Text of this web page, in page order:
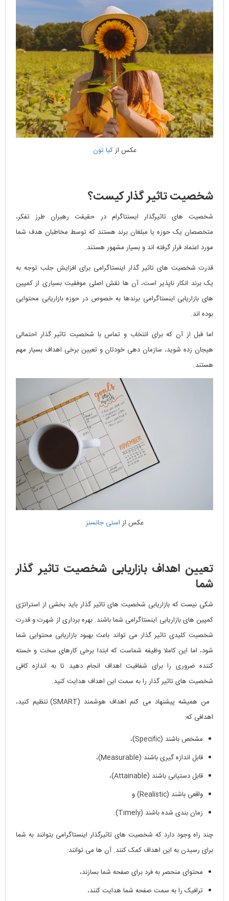
عکس ازکیا تون
شخصیت تاثیر گذار کیست؟
شخصیت های تاثیرگذار ایسنتاگرام در حقیقت رهبران طرز تفکر،
متخصصان یک حوزه یا مبلغان برند هستند که توسط مخاطبان هدف شما
مورد اعتماد قرار گرفته اند و بسیار مشهور هستند.
قدرت شخصیت های تاثیر گذار اینستاگرامی برای افزایش جلب توجه به
یک برند انکار ناپذیر است، آن ها نقش اصلی موفقیت بسیاری از کمپین
های بازاریابی اینستاگرامی برندها به خصوص در حوزه بازاریابی محتوایی
بوده اند.
اما قبل از آن که برای انتخاب و تماس با شخصیت تاثیر گذار احتمالی
هیجان زده شوید، سازمان دهی خودتان و تعیین برخی اهداف بسیار مهم
هستند.
عکس از استی جانسنز
تعیین اهداف بازاریابی شخصیت تاثیر گذار
شما
شکی نیست که بازاریابی شخصیت های تاثیر گذار باید بخشی از استراتژی
کمپین های بازاریابی اینستاگرامی شما باشند. بهره برداری از شهرت و قدرت
شخصیت کلیدی تاثیر گذار می تواند باعث بهبود بازاریابی محتوایی شما
شود، اما این کاملا وظیفه شماست که ابتدا برخی کارهای سخت و خسته
کننده ضروری را برای شفافیت اهداف انجام دهید تا به اندازه کافی
شخصیت های تاثیر گذار را به سمت این اهداف هدایت کنید.
من همیشه پیشنهاد می کنم اهداف هوشمند (SMART) تنظیم کنید،
اهدافی که:
مشخص باشند (Specific)،
قابل اندازه گیری باشند (Measurable)،
قابل دستیابی باشند (Attainable)،
واقعی باشند (Realistic) و
زمان بندی شده باشند (Timely).
چند راه وجود دارد که شخصیت های تاثیرگذار اینستاگرامی بتوانند به شما
برای رسیدن به این اهداف کمک کنند. آن ها می توانند:
محتوای منحصر به فرد برای صفحه شما بسازند،
ترافیک را به سمت صفحه شما هدایت کنند،